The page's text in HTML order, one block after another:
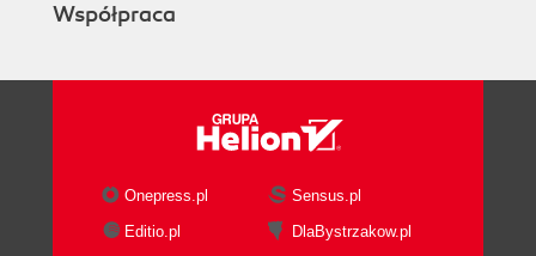
Współpraca
Onepress.pl
Sensus.pl
Editio.pl
DlaBystrzakow.pl